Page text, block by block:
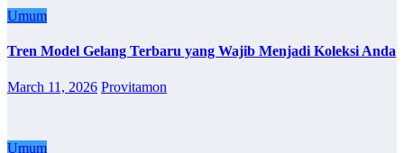
Umum
Tren Model Gelang Terbaru yang Wajib Menjadi Koleksi Anda
March 11, 2026 Provitamon
Umum